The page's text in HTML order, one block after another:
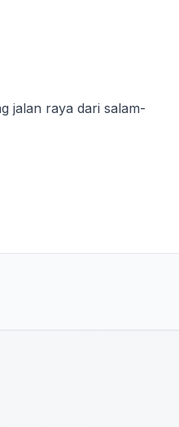
jalan raya dari salam-